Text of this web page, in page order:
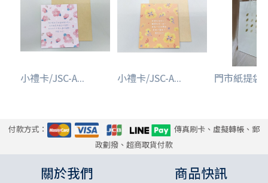
小禮卡/JSC-A... 小禮卡/JSC-A... 門市紙提袋
付款方式：
傳真刷卡、虛擬轉帳、郵
政劃撥、超商取貨付款
關於我們 商品快訊